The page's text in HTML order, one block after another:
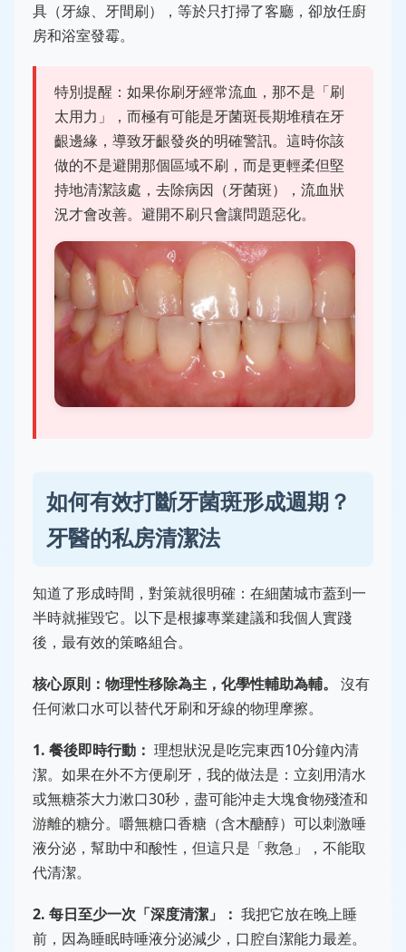
具（牙線、牙間刷），等於只打掃了客廳，卻放任廚
房和浴室發霉。
特別提醒：如果你刷牙經常流血，那不是「刷
太用力」，而極有可能是牙菌斑長期堆積在牙
齦邊緣，導致牙齦發炎的明確警訊。這時你該
做的不是避開那個區域不刷，而是更輕柔但堅
持地清潔該處，去除病因（牙菌斑），流血狀
況才會改善。避開不刷只會讓問題惡化。
如何有效打斷牙菌斑形成週期？
牙醫的私房清潔法
知道了形成時間，對策就很明確：在細菌城市蓋到一
半時就摧毀它。以下是根據專業建議和我個人實踐
後，最有效的策略組合。
核心原則：物理性移除為主，化學性輔助為輔。
沒有
任何漱口水可以替代牙刷和牙線的物理摩擦。
1. 餐後即時行動： 理想狀況是吃完東西10分鐘內清
潔。如果在外不方便刷牙，我的做法是：立刻用清水
或無糖茶大力漱口30秒，盡可能沖走大塊食物殘渣和
游離的糖分。嚼無糖口香糖（含木醣醇）可以刺激唾
液分泌，幫助中和酸性，但這只是「救急」，不能取
代清潔。
2. 每日至少一次「深度清潔」： 我把它放在晚上睡
前，因為睡眠時唾液分泌減少，口腔自潔能力最差。